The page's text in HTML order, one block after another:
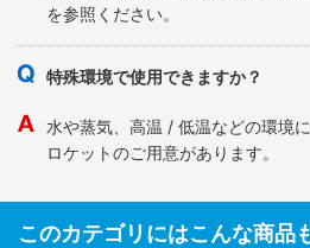
を参照ください。
特殊環境で使用できますか？
水や蒸気、高温 / 低温などの環境
ロケットのご用意があります。
このカテゴリにはこんな商品